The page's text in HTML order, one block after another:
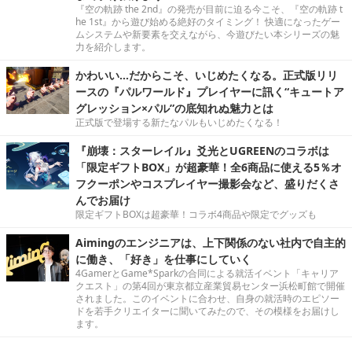
『空の軌跡 the 2nd』の発売が目前に迫る今こそ、『空の軌跡 t
he 1st』から遊び始める絶好のタイミング！ 快適になったゲー
ムシステムや新要素を交えながら、今遊びたい本シリーズの魅
力を紹介します。
かわいい…だからこそ、いじめたくなる。正式版リリ
ースの『パルワールド』プレイヤーに訊く“キュートア
グレッション×パル”の底知れぬ魅力とは
正式版で登場する新たなパルもいじめたくなる！
『崩壊：スターレイル』爻光とUGREENのコラボは
「限定ギフトBOX」が超豪華！全6商品に使える5％オ
フクーポンやコスプレイヤー撮影会など、盛りだくさ
んでお届け
限定ギフトBOXは超豪華！コラボ4商品や限定でグッズも
Aimingのエンジニアは、上下関係のない社内で自主的
に働き、「好き」を仕事にしていく
4GamerとGame*Sparkの合同による就活イベント「キャリア
クエスト」の第4回が東京都立産業貿易センター浜松町館で開催
されました。このイベントに合わせ、自身の就活時のエピソー
ドを若手クリエイターに聞いてみたので、その模様をお届けし
ます。